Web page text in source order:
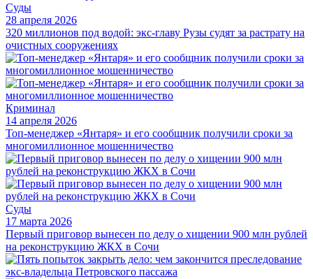
Суды
28 апреля 2026
320 миллионов под водой: экс-главу Рузы судят за растрату на
очистных сооружениях
Криминал
14 апреля 2026
Топ-менеджер «Янтаря» и его сообщник получили сроки за
многомиллионное мошенничество
Суды
17 марта 2026
Первый приговор вынесен по делу о хищении 900 млн рублей
на реконструкцию ЖКХ в Сочи